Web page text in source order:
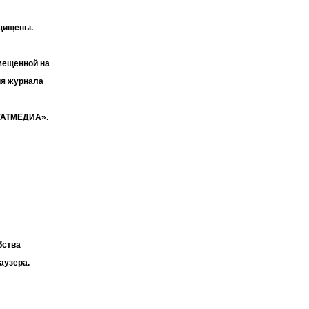
на
журнала